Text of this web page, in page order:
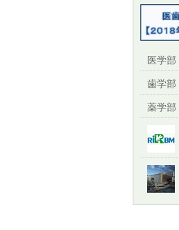
医学部
歯学部
薬学部